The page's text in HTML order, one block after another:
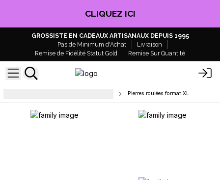
CLIQUEZ ICI
GROSSISTE EN CADEAUX ARTISANAUX DEPUIS 1995
Pas de Minimum d'Achat
Livraison
Remise de Fidélité Statut Gold
Remise Sur Quantité
Pierres roulées format XL